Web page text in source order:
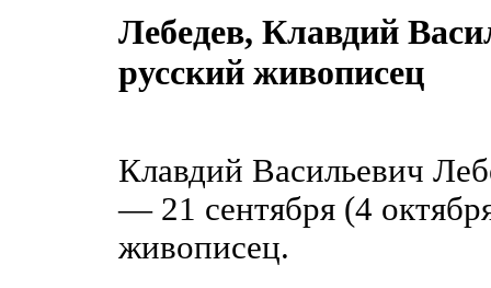
Лебедев, Клавдий
русский живописец
Клавдий Васильевич
— 21 сентября (4
живописец.